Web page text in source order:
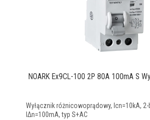
NOARK Ex9CL-100 2P 80A 100mA S
Wyłącznik różnicowoprądowy, Icn=10kA, 2-
IΔn=100mA, typ S+AC